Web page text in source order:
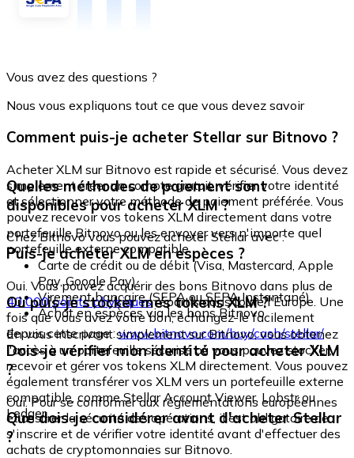
Vous avez des questions ?
Nous vous expliquons tout ce que vous devez savoir
Comment puis-je acheter Stellar sur Bitnovo ?
Acheter XLM sur Bitnovo est rapide et sécurisé. Vous devez
simplement créer un compte gratuit, vérifier votre identité
et sélectionner votre méthode de paiement préférée. Vous
pouvez recevoir vos tokens XLM directement dans votre
portefeuille Bitnovo ou les envoyer vers n'importe quel
portefeuille externe compatible.
Quelles méthodes de paiement sont
disponibles pour acheter XLM ?
Chez Bitnovo vous pouvez acheter Stellar avec :
Carte de crédit ou de débit (Visa, Mastercard, Apple
Pay, Google Pay)
Virement bancaire (SEPA ou SEPA Instantané)
Achat en espèces via les bons Bitnovo
Puis-je acheter XLM en espèces ?
Oui. Vous pouvez acquérir des bons Bitnovo dans plus de
40 000 points physiquesrépartis dans toute l'Europe. Une
fois que vous avez votre bon, échangez-le facilement
depuis cette page :www.bitnovo.com/buy/cash/stellar/
Où puis-je stocker mes tokens XLM ?
En vous inscrivant simplement sur Bitnovo, vous obtenez
l'accès à un portefeuille sécurisé où vous pouvez stocker,
recevoir et gérer vos tokens XLM directement. Vous pouvez
également transférer vos XLM vers un portefeuille externe
compatible, comme Stellar Account Viewer, Lobstr ou
Ledger.
Dois-je vérifier mon identité pour acheter XLM
?
Oui. Pour se conformer aux réglementations européennes
et assurer la sécurité des opérations, il est obligatoire de
s'inscrire et de vérifier votre identité avant d'effectuer des
achats de cryptomonnaies sur Bitnovo.
Que dois-je considérer avant d'acheter Stellar
?